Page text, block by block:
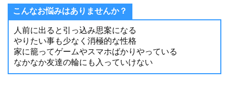
こんなお悩みはありませんか？
人前に出ると引っ込み思案になる
やりたい事も少なく消極的な性格
家に籠ってゲームやスマホばかりやっている
なかなか友達の輪にも入っていけない